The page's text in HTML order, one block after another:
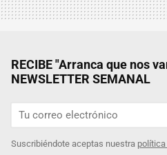
RECIBE "Arranca que nos
NEWSLETTER SEMANAL
Suscribiéndote aceptas nuestra política